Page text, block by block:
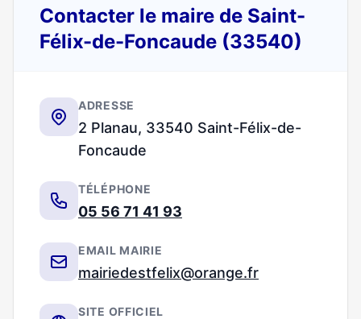
Contacter le maire de Saint-
Félix-de-Foncaude (33540)
ADRESSE
2 Planau, 33540 Saint-Félix-de-
Foncaude
TÉLÉPHONE
05 56 71 41 93
EMAIL MAIRIE
mairiedestfelix@orange.fr
SITE OFFICIEL